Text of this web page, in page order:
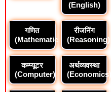
(English)
गणित
(Mathematics)
रीजनिंग
(Reasoning)
कम्प्यूटर
(Computer)
अर्थव्यवस्था
(Economics)